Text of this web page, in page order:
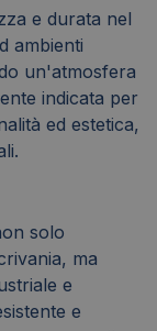
e durata nel
ambienti
un'atmosfera
indicata per
ed estetica,
solo
ma
e
e